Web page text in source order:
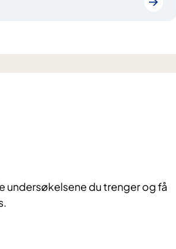
undersøkelsene du trenger og få